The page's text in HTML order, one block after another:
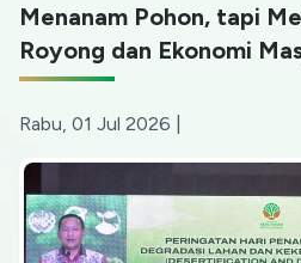
Menanam Pohon, tapi
Royong dan Ekonomi
Rabu, 01 Jul 2026